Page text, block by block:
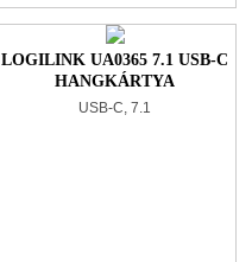
LOGILINK UA0365 7.1 USB-C
HANGKÁRTYA
USB-C, 7.1